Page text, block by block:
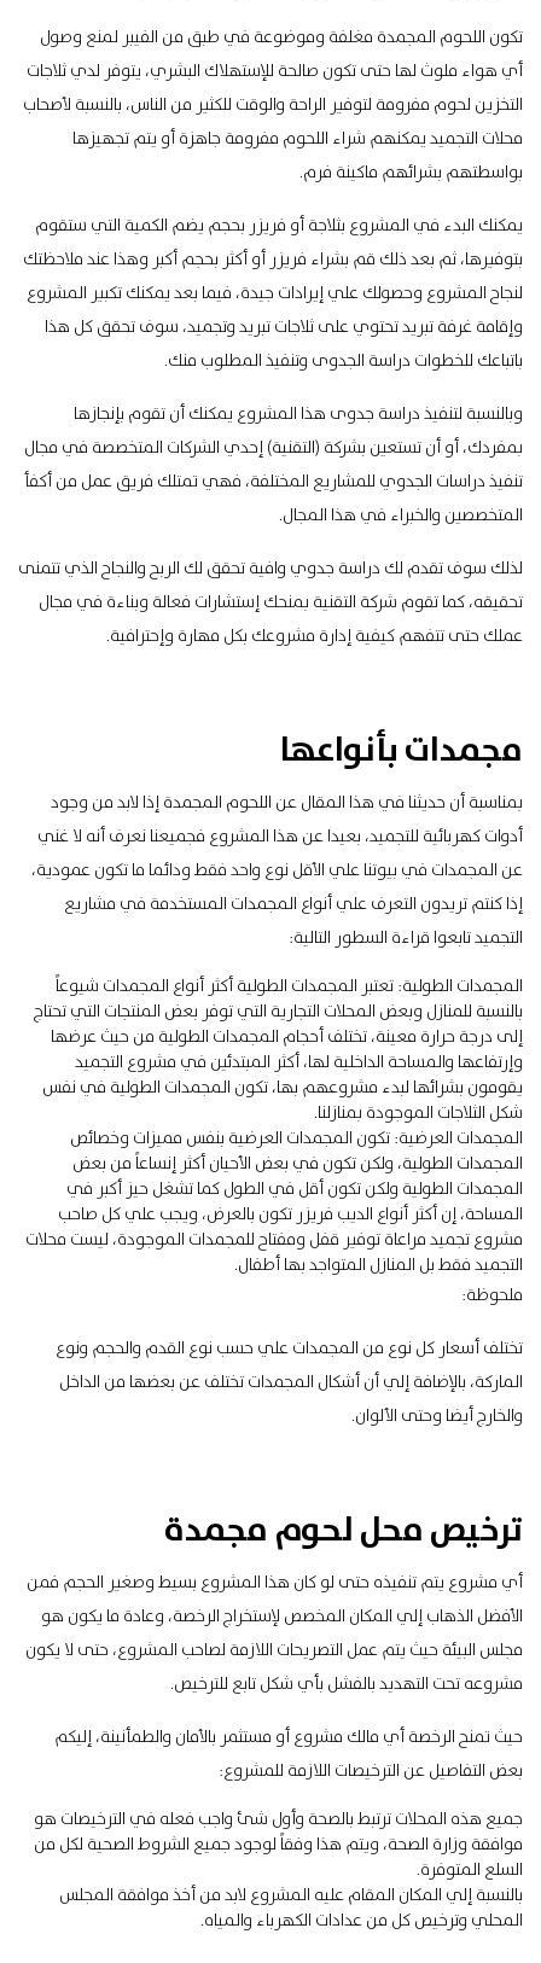
تكون اللحوم المجمدة مغلفة وموضوعة في طبق من الفيبر لمنع وصول
أي هواء ملوث لها حتى تكون صالحة للإستهلاك البشري، يتوفر لدي ثلاجات
التخزين لحوم مفرومة لتوفير الراحة والوقت للكثير من الناس، بالنسبة لأصحاب
محلات التجميد يمكنهم شراء اللحوم مفرومة جاهزة أو يتم تجهيزها
بواسطتهم بشرائهم ماكينة فرم.
يمكنك البدء في المشروع بثلاجة أو فريزر بحجم يضم الكمية التي ستقوم
بتوفيرها، ثم بعد ذلك قم بشراء فريزر أو أكثر بحجم أكبر وهذا عند ملاحظتك
لنجاح المشروع وحصولك علي إيرادات جيدة، فيما بعد يمكنك تكبير المشروع
وإقامة غرفة تبريد تحتوي على ثلاجات تبريد وتجميد، سوف تحقق كل هذا
باتباعك للخطوات دراسة الجدوى وتنفيذ المطلوب منك.
وبالنسبة لتنفيذ دراسة جدوى هذا المشروع يمكنك أن تقوم بإنجازها
بمفردك، أو أن تستعين بشركة (التقنية)إحدي الشركات المتخصصة في مجال
تنفيذ دراسات الجدوي للمشاريع المختلفة، فهي تمتلك فريق عمل من أكفأ
المتخصصين والخبراء في هذا المجال.
لذلك سوف تقدم لك دراسة جدوي وافية تحقق لك الربح والنجاح الذي تتمنى
تحقيقه، كما تقوم شركة التقنية بمنحك إستشارات فعالة وبناءة في مجال
عملك حتى تتفهم كيفية إدارة مشروعك بكل مهارة وإحترافية.
مجمدات بأنواعها
بمناسبة أن حديثنا في هذا المقال عن اللحوم المجمدة إذا لابد من وجود
أدوات كهربائية للتجميد، بعيدا عن هذا المشروع فجميعنا نعرف أنه لا غني
عن المجمدات في بيوتنا علي الأقل نوع واحد فقط ودائما ما تكون عمودية،
إذا كنتم تريدون التعرف علي أنواع المجمدات المستخدمة في مشاريع
التجميد تابعوا قراءة السطور التالية:
المجمدات الطولية: تعتبر المجمدات الطولية أكثر أنواع المجمدات شيوعاً
بالنسبة للمنازل وبعض المحلات التجارية التي توفر بعض المنتجات التي تحتاج
إلى درجة حرارة معينة، تختلف أحجام المجمدات الطولية من حيث عرضها
وإرتفاعها والمساحة الداخلية لها، أكثر المبتدئين في مشروع التجميد
يقومون بشرائها لبدء مشروعهم بها، تكون المجمدات الطولية في نفس
شكل الثلاجات الموجودة بمنازلنا.
المجمدات العرضية: تكون المجمدات العرضية بنفس مميزات وخصائص
المجمدات الطولية، ولكن تكون في بعض الأحيان أكثر إنساعاً من بعض
المجمدات الطولية ولكن تكون أقل في الطول كما تشغل حيز أكبر في
المساحة، إن أكثر أنواع الديب فريزر تكون بالعرض، ويجب علي كل صاحب
مشروع تجميد مراعاة توفير قفل ومفتاح للمجمدات الموجودة، ليست محلات
التجميد فقط بل المنازل المتواجد بها أطفال.
ملحوظة:
تختلف أسعار كل نوع من المجمدات علي حسب نوع القدم والحجم ونوع
الماركة، بالإضافة إلي أن أشكال المجمدات تختلف عن بعضها من الداخل
والخارج أيضا وحتى الألوان.
ترخيص محل لحوم مجمدة
أي مشروع يتم تنفيذه حتى لو كان هذا المشروع بسيط وصغير الحجم فمن
الأفضل الذهاب إلي المكان المخصص لإستخراج الرخصة، وعادة ما يكون هو
مجلس البيئة حيث يتم عمل التصريحات اللازمة لصاحب المشروع، حتى لا يكون
مشروعه تحت التهديد بالفشل بأي شكل تابع للترخيص.
حيث تمنح الرخصة أي مالك مشروع أو مستثمر بالأمان والطمأنينة، إليكم
بعض التفاصيل عن الترخيصات اللازمة للمشروع:
جميع هذه المحلات ترتبط بالصحة وأول شئ واجب فعله في الترخيصات هو
موافقة وزارة الصحة، ويتم هذا وفقاً لوجود جميع الشروط الصحية لكل من
السلع المتوفرة.
بالنسبة إلي المكان المقام عليه المشروع لابد من أخذ موافقة المجلس
المحلي وترخيص كل من عدادات الكهرباء والمياه.